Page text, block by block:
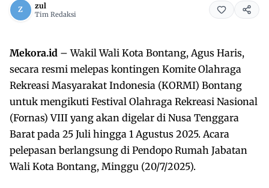
zul
Tim Redaksi
Mekora.id – Wakil Wali Kota Bontang, Agus Haris,
secara resmi melepas kontingen Komite Olahraga
Rekreasi Masyarakat Indonesia (KORMI) Bontang
untuk mengikuti Festival Olahraga Rekreasi Nasional
(Fornas) VIII yang akan digelar di Nusa Tenggara
Barat pada 25 Juli hingga 1 Agustus 2025. Acara
pelepasan berlangsung di Pendopo Rumah Jabatan
Wali Kota Bontang, Minggu (20/7/2025).